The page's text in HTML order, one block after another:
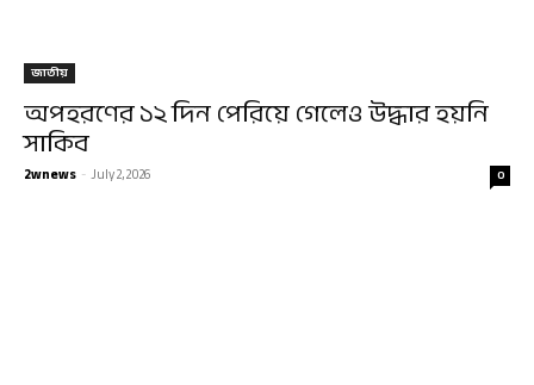
জাতীয়
অপহরণের ১২ দিন পেরিয়ে গেলেও উদ্ধার হয়নি
সাকিব
2wnews -July 2, 2026 0